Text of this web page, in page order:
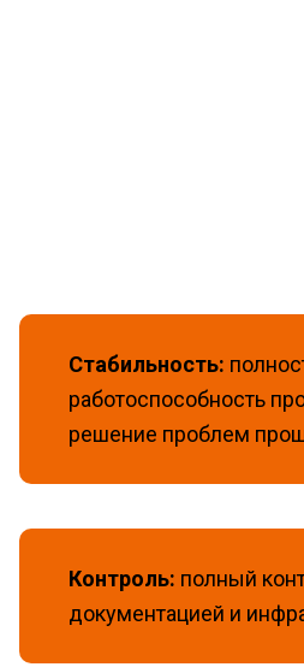
Стабильность:
работоспособность
решение проблем
Контроль: полный
документацией и